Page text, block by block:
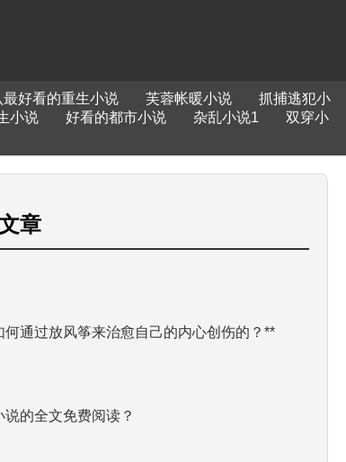
最好看的重生小说 芙蓉帐暖小说
抓捕逃犯小
小说 好看的都市小说 杂乱小说1
双穿小
章
通过放风筝来治愈自己的内心创伤的？**
的全文免费阅读？